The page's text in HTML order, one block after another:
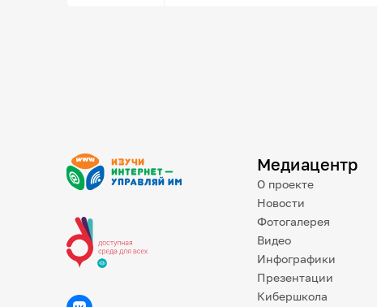
Медиацентр
О проекте
Новости
Фотогалерея
Видео
Инфографики
Презентации
Кибершкола